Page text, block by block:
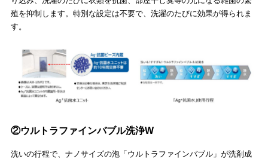
殖を抑制します。特別な設定は不要で、洗濯のたびに効果が得られま
す。
②ウルトラファインバブル洗浄W
洗いの行程で、ナノサイズの泡「ウルトラファインバブル」が洗剤成